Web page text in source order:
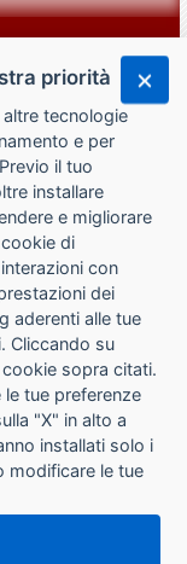
priorità
tecnologie
e per
il tuo
installare
e migliorare
di
con
dei
aderenti alle tue
Cliccando su
sopra citati.
tue preferenze
"X" in alto a
installati solo i
modificare le tue
maggiori
sui cookie